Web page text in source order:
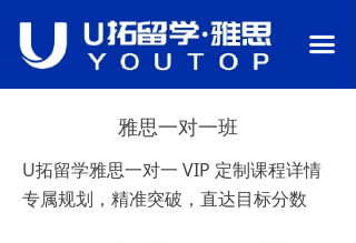
끀
首页
关于我们
行业资讯
雅思一对一班
U拓留学雅思一对一 VIP 定制课程详情
专属规划，精准突破，直达目标分数